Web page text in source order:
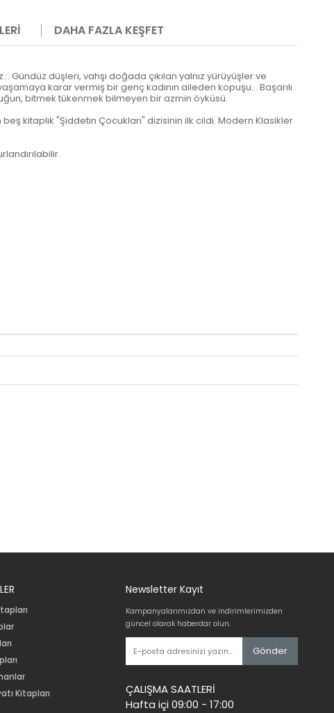
DAHA FAZLA KEŞFET
düşleri, vahşi doğada çıkılan yalnız yürüyüşler ve
karar vermiş bir genç kadının aileden kopuşu... Başarılı
bitmek tükenmek bilmeyen bir azmin öyküsü.
kitaplık "Şiddetin Çocukları" dizisinin ilk cildi. Modern Klasikler
Kitapları
Newsletter Kayıt
Kampanyalarımızdan ve indirimlerimizden
güncel olarak haberdar olun.
Gönder
ÇALIŞMA SAATLERİ
Hafta içi 09:00 - 17:00